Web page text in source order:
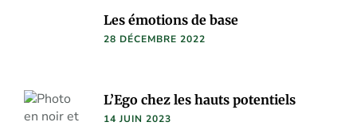
Les émotions de base
28 DÉCEMBRE 2022
L’Ego chez les hauts potentiels
14 JUIN 2023